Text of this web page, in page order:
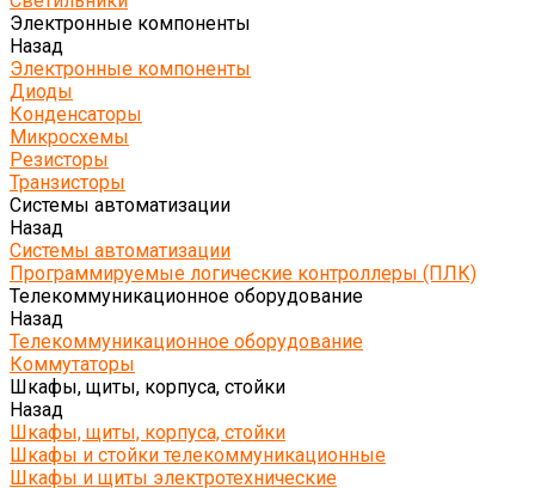
Электронные компоненты
Назад
Электронные компоненты
Диоды
Конденсаторы
Микросхемы
Резисторы
Транзисторы
Системы автоматизации
Назад
Системы автоматизации
Программируемые логические контроллеры (ПЛК)
Телекоммуникационное оборудование
Назад
Телекоммуникационное оборудование
Коммутаторы
Шкафы, щиты, корпуса, стойки
Назад
Шкафы, щиты, корпуса, стойки
Шкафы и стойки телекоммуникационные
Шкафы и щиты электротехнические